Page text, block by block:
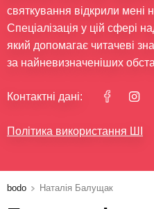
святкування відкрили мені
Спеціалізація у цій сфері
який допомагає читачеві
за найневизначеніших
Контактні дані:
Політика використання ШІ
bodo Наталія Балущак